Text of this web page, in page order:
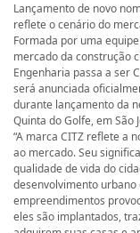
Lançamento de novo
reflete o cenário do
Formada por uma
mercado da construção
Engenharia passa a ser
será anunciada
durante lançamento da
Quinta do Golfe, em São
“A marca CITZ reflete a
ao mercado. Seu
qualidade de vida do
desenvolvimento
empreendimentos
eles são implantados,